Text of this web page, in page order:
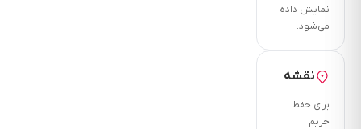
فرنگی
اسپلیت
شوفاژ
بخاری
نمایش داده
می‌شود.
نقشه
برای حفظ
حریم